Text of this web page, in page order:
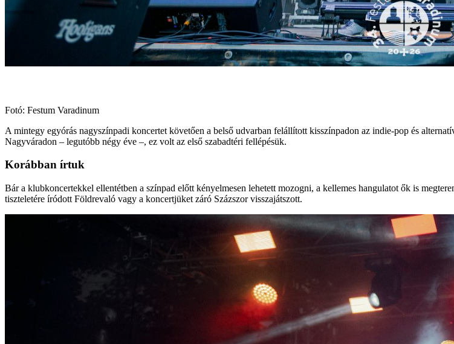
Fotó: Festum Varadinum
A mintegy egyórás nagyszínpadi koncertet követően a belső udvarban felállított kisszínpadon az indie-pop és
Nagyváradon – legutóbb négy éve –, ez volt az első szabadtéri fellépésük.
Korábban írtuk
Bár a klubkoncertekkel ellentétben a színpad előtt kényelmesen lehetett mozogni, a kellemes hangulatot ők is
tiszteletére íródott Földrevaló vagy a koncertjüket záró Százszor visszajátszott.